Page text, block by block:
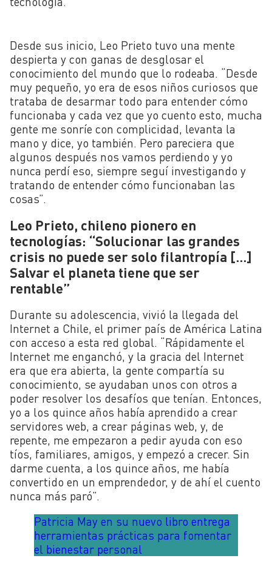
Desde sus inicio, Leo Prieto tuvo una mente
despierta y con ganas de desglosar el
conocimiento del mundo que lo rodeaba. “Desde
muy pequeño, yo era de esos niños curiosos que
trataba de desarmar todo para entender cómo
funcionaba y cada vez que yo cuento esto, mucha
gente me sonríe con complicidad, levanta la
mano y dice, yo también. Pero pareciera que
algunos después nos vamos perdiendo y yo
nunca perdí eso, siempre seguí investigando y
tratando de entender cómo funcionaban las
cosas”.
Leo Prieto, chileno pionero en
tecnologías: “Solucionar las grandes
crisis no puede ser solo filantropía […]
Salvar el planeta tiene que ser
rentable”
Durante su adolescencia, vivió la llegada del
Internet a Chile, el primer país de América Latina
con acceso a esta red global. “Rápidamente el
Internet me enganchó, y la gracia del Internet
era que era abierta, la gente compartía su
conocimiento, se ayudaban unos con otros a
poder resolver los desafíos que tenían. Entonces,
yo a los quince años había aprendido a crear
servidores web, a crear páginas web, y, de
repente, me empezaron a pedir ayuda con eso
tíos, familiares, amigos, y empezó a crecer. Sin
darme cuenta, a los quince años, me había
convertido en un emprendedor, y de ahí el cuento
nunca más paró”.
Patricia May en su nuevo libro entrega
herramientas prácticas para fomentar
el bienestar personal